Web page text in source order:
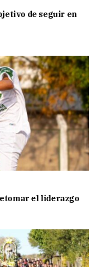
de seguir en
el liderazgo